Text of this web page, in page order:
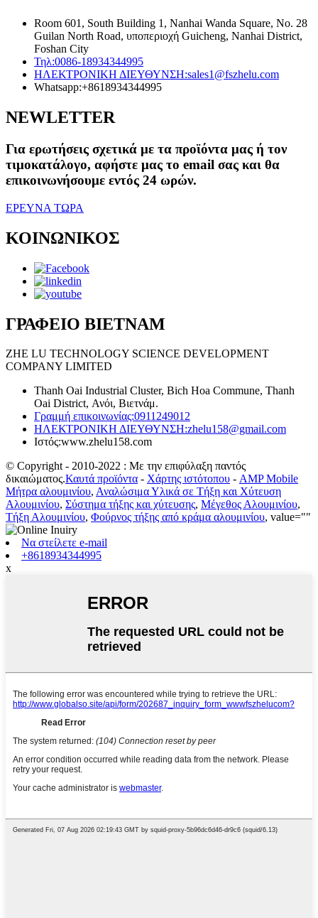
Room 601, South Building 1, Nanhai Wanda Square, No. 28
Guilan North Road, υποπεριοχή Guicheng, Nanhai District,
Foshan City
Τηλ:0086-18934344995
ΗΛΕΚΤΡΟΝΙΚΗ ΔΙΕΥΘΥΝΣΗ:sales1@fszhelu.com
Whatsapp:+8618934344995
NEWLETTER
Για ερωτήσεις σχετικά με τα προϊόντα μας ή τον
τιμοκατάλογο, αφήστε μας το email σας και θα
επικοινωνήσουμε εντός 24 ωρών.
ΕΡΕΥΝΑ ΤΩΡΑ
ΚΟΙΝΩΝΙΚΟΣ
ΓΡΑΦΕΙΟ ΒΙΕΤΝΑΜ
ZHE LU TECHNOLOGY SCIENCE DEVELOPMENT
COMPANY LIMITED
Thanh Oai Industrial Cluster, Bich Hoa Commune, Thanh
Oai District, Ανόι, Βιετνάμ.
Γραμμή επικοινωνίας:0911249012
ΗΛΕΚΤΡΟΝΙΚΗ ΔΙΕΥΘΥΝΣΗ:zhelu158@gmail.com
Ιστός:www.zhelu158.com
© Copyright - 2010-2022 : Με την επιφύλαξη παντός
δικαιώματος.Καυτά προϊόντα - Χάρτης ιστότοπου - AMP Mobile
Μήτρα αλουμινίου, Αναλώσιμα Υλικά σε Τήξη και Χύτευση
Αλουμινίου, Σύστημα τήξης και χύτευσης, Μέγεθος Αλουμινίου,
Τήξη Αλουμινίου, Φούρνος τήξης από κράμα αλουμινίου, value=""
Να στείλετε e-mail
+8618934344995
x